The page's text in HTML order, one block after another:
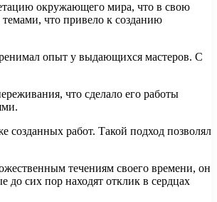
окружающего мира, что в свою
что привело к созданию
опыт у выдающихся мастеров. С
что сделало его работы
работ. Такой подход позволял
течениям своего времени, он
до сих пор находят отклик в сердцах